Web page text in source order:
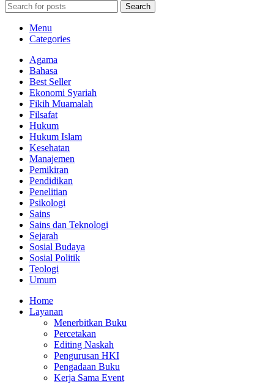
Search
Menu
Categories
Agama
Bahasa
Best Seller
Ekonomi Syariah
Fikih Muamalah
Filsafat
Hukum
Hukum Islam
Kesehatan
Manajemen
Pemikiran
Pendidikan
Penelitian
Psikologi
Sains
Sains dan Teknologi
Sejarah
Sosial Budaya
Sosial Politik
Teologi
Umum
Home
Layanan
Menerbitkan Buku
Percetakan
Editing Naskah
Pengurusan HKI
Pengadaan Buku
Kerja Sama Event